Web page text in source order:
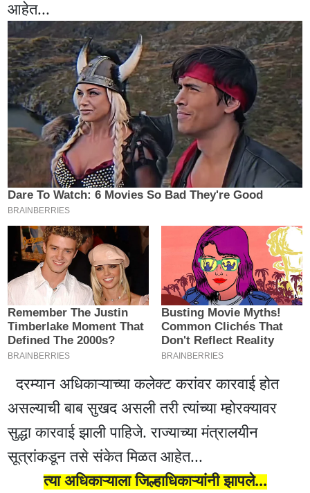
आहेत...
दरम्यान अधिकाऱ्याच्या कलेक्ट करांवर कारवाई होत
असल्याची बाब सुखद असली तरी त्यांच्या म्होरक्यावर
सुद्धा कारवाई झाली पाहिजे. राज्याच्या मंत्रालयीन
सूत्रांकडून तसे संकेत मिळत आहेत...
त्या अधिकाऱ्याला जिल्हाधिकाऱ्यांनी झापले...